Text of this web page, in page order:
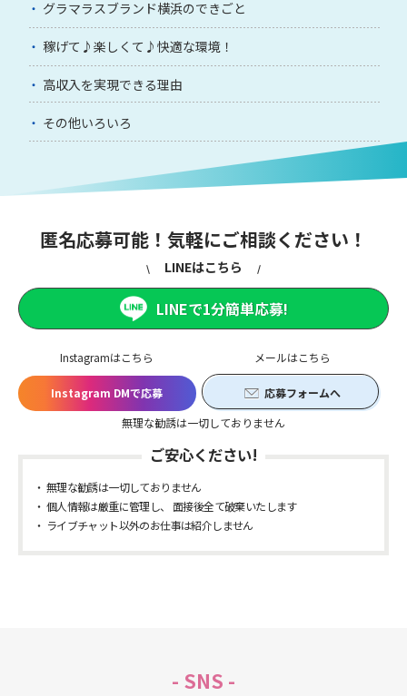
グラマラスブランド横浜のできごと
稼げて♪楽しくて♪快適な環境！
高収入を実現できる理由
その他いろいろ
匿名応募可能！気軽にご相談ください！
Instagramはこちら
Instagram DMで応募
メールはこちら
応募フォームへ
無理な勧誘は一切しておりません
LINEはこちら
LINEで1分簡単応募!
ご安心ください!
無理な勧誘は一切しておりません
個人情報は厳重に管理し、 面接後全て破棄いたします
ライブチャット以外のお仕事は紹介しません
- SNS -